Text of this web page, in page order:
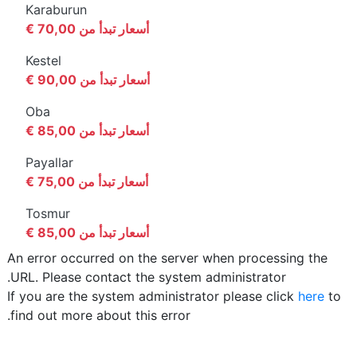
Karaburun
أسعار تبدأ من 70,00 €
Kestel
أسعار تبدأ من 90,00 €
Oba
أسعار تبدأ من 85,00 €
Payallar
أسعار تبدأ من 75,00 €
Tosmur
أسعار تبدأ من 85,00 €
An error occurred on the server when processing the
URL. Please contact the system administrator.
If you are the system administrator please click here to
find out more about this error.